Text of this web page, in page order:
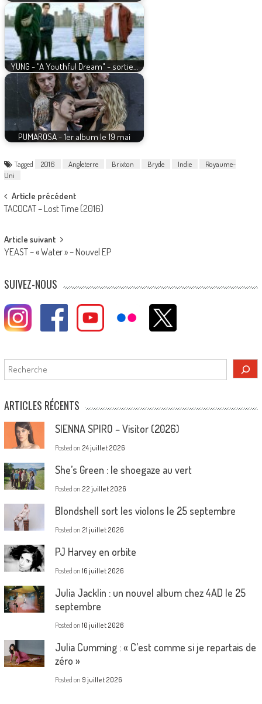
YUNG - "A Youthful Dream" - sortie…
PUMAROSA - 1er album le 19 mai
Tagged 2016 Angleterre Brixton Bryde Indie
Royaume-
Uni
Post
navigation
Article précédent
TACOCAT – Lost Time (2016)
Article suivant
YEAST – « Water » – Nouvel EP
SUIVEZ-NOUS
Rechercher
ARTICLES RÉCENTS
SIENNA SPIRO – Visitor (2026)
Posted on 24 juillet 2026
She’s Green : le shoegaze au vert
Posted on 22 juillet 2026
Blondshell sort les violons le 25 septembre
Posted on 21 juillet 2026
PJ Harvey en orbite
Posted on 16 juillet 2026
Julia Jacklin : un nouvel album chez 4AD le 25
septembre
Posted on 10 juillet 2026
Julia Cumming : « C’est comme si je repartais de
zéro »
Posted on 9 juillet 2026